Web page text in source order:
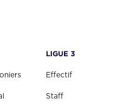
LIGUE 3
Effectif
Staff